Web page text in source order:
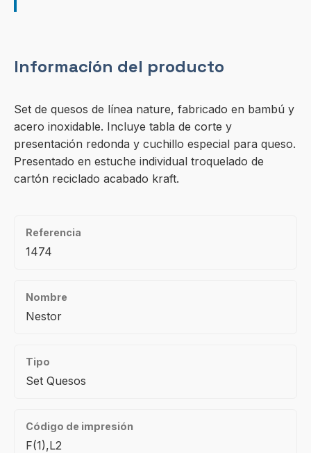
Información del producto
Set de quesos de línea nature, fabricado en bambú y
acero inoxidable. Incluye tabla de corte y
presentación redonda y cuchillo especial para queso.
Presentado en estuche individual troquelado de
cartón reciclado acabado kraft.
Referencia
1474
Nombre
Nestor
Tipo
Set Quesos
Código de impresión
F(1),L2